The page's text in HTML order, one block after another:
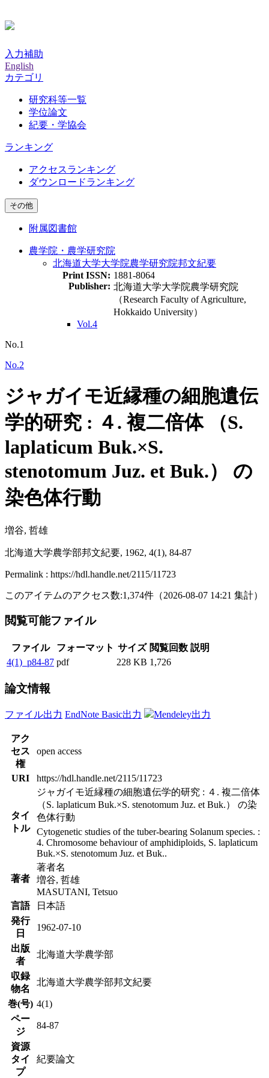
入力補助
English
カテゴリ
研究科等一覧
学位論文
紀要・学協会
ランキング
アクセスランキング
ダウンロードランキング
その他
附属図書館
農学院・農学研究院
北海道大学大学院農学研究院邦文紀要
Print ISSN: 1881-8064
Publisher: 北海道大学大学院農学研究院
（Research Faculty of Agriculture,
Hokkaido University）
Vol.4
No.1
No.2
ジャガイモ近縁種の細胞遺伝
学的研究 : ４. 複二倍体 （S.
laplaticum Buk.×S.
stenotomum Juz. et Buk.） の
染色体行動
増谷, 哲雄
北海道大学農学部邦文紀要, 1962, 4(1), 84-87
Permalink : https://hdl.handle.net/2115/11723
このアイテムのアクセス数:1,374件 （2026-08-07 14:21 集計）
閲覧可能ファイル
ファイル フォーマット サイズ 閲覧回数 説明
4(1)_p84-87 pdf 228 KB 1,726
論文情報
ファイル出力 EndNote Basic出力 Mendeley出力
アク
セス
権
open access
URI https://hdl.handle.net/2115/11723
タイ
トル
ジャガイモ近縁種の細胞遺伝学的研究 : ４. 複二倍体
（S. laplaticum Buk.×S. stenotomum Juz. et Buk.） の染
色体行動
Cytogenetic studies of the tuber-bearing Solanum species. :
4. Chromosome behaviour of amphidiploids, S. laplaticum
Buk.×S. stenotomum Juz. et Buk..
著者
著者名
増谷, 哲雄
MASUTANI, Tetsuo
言語
日本語
発行
日
1962-07-10
出版
者
北海道大学農学部
収録
物名
北海道大学農学部邦文紀要
巻(号) 4(1)
ペー
ジ
84-87
資源
タイ
プ
紀要論文